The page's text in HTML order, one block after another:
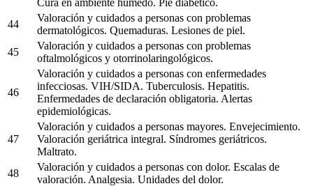
44
Valoración y cuidados a personas con problemas
dermatológicos. Quemaduras. Lesiones de piel.
45
Valoración y cuidados a personas con problemas
oftalmológicos y otorrinolaringológicos.
46
Valoración y cuidados a personas con enfermedades
infecciosas. VIH/SIDA. Tuberculosis. Hepatitis.
Enfermedades de declaración obligatoria. Alertas
epidemiológicas.
47
Valoración y cuidados a personas mayores. Envejecimiento.
Valoración geriátrica integral. Síndromes geriátricos.
Maltrato.
48
Valoración y cuidados a personas con dolor. Escalas de
valoración. Analgesia. Unidades del dolor.